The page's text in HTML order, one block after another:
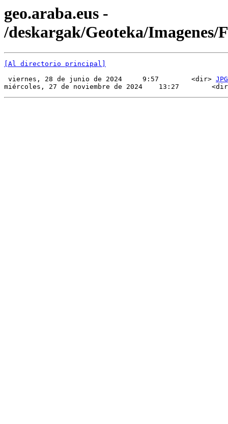
geo.araba.eus -
/deskargak/Geoteka/Imagenes/
[Al directorio principal]
viernes, 28 de junio de 2024     9:57        <dir> JPG
miércoles, 27 de noviembre de 2024    13:27